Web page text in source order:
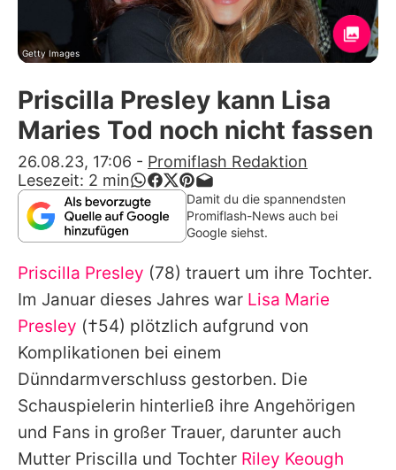
Familie & Liebe
Promiflash Exklusiv
Alle Themen auf Promiflash
App runterladen
Team
Redaktionelle Richtlinien
Impressum
Datenschutzerklärung
Nutzungsbedingungen
Utiq verwalten
Getty Images
Priscilla Presley kann Lisa
Maries Tod noch nicht fassen
26.08.23, 17:06 - Promiflash Redaktion
Lesezeit: 2 min
Damit du die spannendsten
Promiflash-News auch bei
Google siehst.
Priscilla Presley (78) trauert um ihre Tochter.
Im Januar dieses Jahres war Lisa Marie
Presley (†54) plötzlich aufgrund von
Komplikationen bei einem
Dünndarmverschluss gestorben. Die
Schauspielerin hinterließ ihre Angehörigen
und Fans in großer Trauer, darunter auch
Mutter Priscilla und Tochter Riley Keough